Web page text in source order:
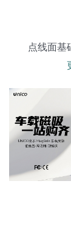
点线面基